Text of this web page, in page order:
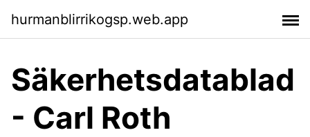
hurmanblirrikogsp.web.app
Säkerhetsdatablad
- Carl Roth